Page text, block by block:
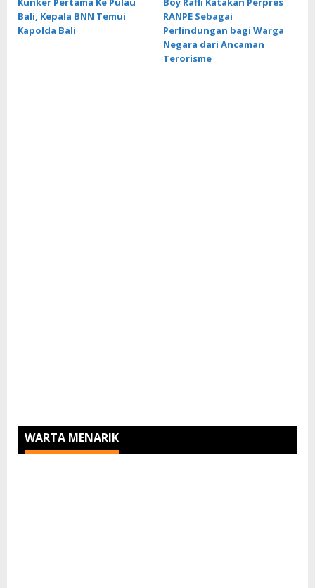
Bali, Kepala BNN Temui
Kapolda Bali
RANPE Sebagai
Perlindungan bagi Warga
Negara dari Ancaman
Terorisme
WARTA MENARIK